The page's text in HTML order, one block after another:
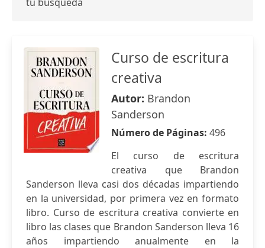
Curso de escritura
creativa
Autor: Brandon
Sanderson
Número de Páginas: 496
El curso de escritura
creativa que Brandon
Sanderson lleva casi dos décadas impartiendo
en la universidad, por primera vez en formato
libro. Curso de escritura creativa convierte en
libro las clases que Brandon Sanderson lleva 16
años impartiendo anualmente en la